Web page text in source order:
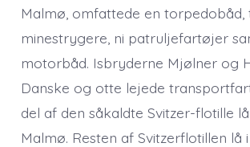
Malmø, omfattede en torpedobåd,
minestrygere, ni patruljefartøjer
motorbåd. Isbryderne Mjølner og
Danske og otte lejede
del af den såkaldte Svitzer-flotille
Malmø. Resten af Svitzerflotillen lå